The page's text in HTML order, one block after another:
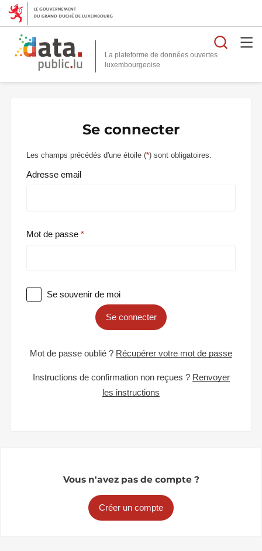
La plateforme de données ouvertes
Se connecter
Les champs précédés d'une étoile (*) sont obligatoires.
Adresse email
Mot de passe
Se souvenir de moi
Se connecter
Mot de passe oublié ? Récupérer votre mot de passe
Instructions de confirmation non reçues ? Renvoyer
les instructions
Vous n'avez pas de compte ?
Créer un compte